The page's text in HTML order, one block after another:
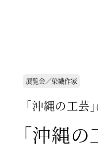
展覧会／染織作家
「沖縄の工芸
「沖縄の